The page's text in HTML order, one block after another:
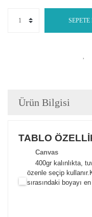
SEPETE
Ürün Bilgisi
TABLO
Canvas
400gr kalınlıkta,
özenle seçip kullanır.
sırasındaki boyayı